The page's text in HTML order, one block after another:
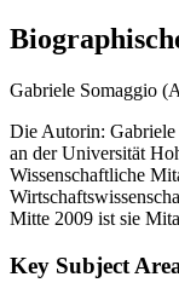
Gabriele Somaggio
Die Autorin: Gabriele
an der Universität
Wissenschaftliche
Mitte 2009 ist sie
Key Subject